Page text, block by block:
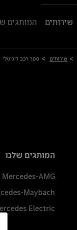
שירותים המותגים
> שירותים > ספר רכב דיגיטלי
המותגים שלנו
Mercedes-AMG
Maybach
Electric